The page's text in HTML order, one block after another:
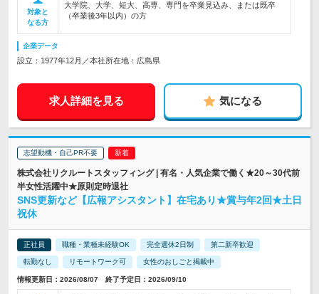
対象と
なる方
大学院、大学、短大、高専、専門を卒業見込み、または既卒
（卒業後3年以内）の方
企業データ
設立：1977年12月／本社所在地：広島県
求人詳細を見る 気になる
志望動機・自己PR不要
株式会社リクルートスタッフィング | 有名・人気企業で働く★20～30代前
半女性活躍中★原則定時退社
SNS更新など【広報アシスタント】在宅あり★賞与年2回★土日
祝休
正社員 職種・業種未経験OK 完全週休2日制 第二新卒歓迎
転勤なし リモートワーク可 女性のおしごと掲載中
情報更新日：2026/08/07 終了予定日：2026/09/10